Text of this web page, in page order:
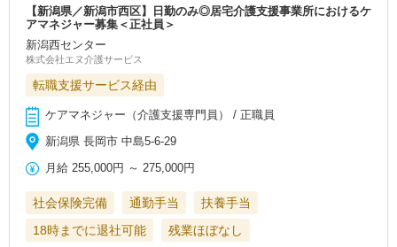
【新潟県／新潟市西区】日勤のみ◎居宅介護支援事業所におけるケ
アマネジャー募集＜正社員＞
新潟西センター
株式会社エヌ介護サービス
転職支援サービス経由
ケアマネジャー（介護支援専門員） / 正職員
新潟県 長岡市 中島5-6-29
月給 255,000円 ～ 275,000円
社会保険完備 通勤手当
扶養手当
18時までに退社可能
残業ほぼなし